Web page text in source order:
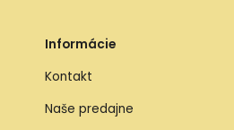
Informácie
Kontakt
Naše predajne